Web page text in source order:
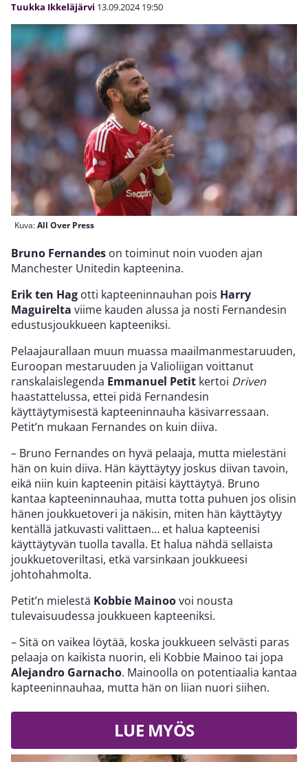
Tuukka Ikkeläjärvi 13.09.2024 19:50
Kuva:All Over Press
Bruno Fernandes on toiminut noin vuoden ajan
Manchester Unitedin kapteenina.
Erik ten Hag otti kapteeninnauhan pois Harry
Maguirelta viime kauden alussa ja nosti Fernandesin
edustusjoukkueen kapteeniksi.
Pelaajaurallaan muun muassa maailmanmestaruuden,
Euroopan mestaruuden ja Valioliigan voittanut
ranskalaislegenda Emmanuel Petit kertoi Driven
haastattelussa, ettei pidä Fernandesin
käyttäytymisestä kapteeninnauha käsivarressaan.
Petit’n mukaan Fernandes on kuin diiva.
– Bruno Fernandes on hyvä pelaaja, mutta mielestäni
hän on kuin diiva. Hän käyttäytyy joskus diivan tavoin,
eikä niin kuin kapteenin pitäisi käyttäytyä. Bruno
kantaa kapteeninnauhaa, mutta totta puhuen jos olisin
hänen joukkuetoveri ja näkisin, miten hän käyttäytyy
kentällä jatkuvasti valittaen… et halua kapteenisi
käyttäytyvän tuolla tavalla. Et halua nähdä sellaista
joukkuetoveriltasi, etkä varsinkaan joukkueesi
johtohahmolta.
Petit’n mielestä Kobbie Mainoovoi nousta
tulevaisuudessa joukkueen kapteeniksi.
– Sitä on vaikea löytää, koska joukkueen selvästi paras
pelaaja on kaikista nuorin, eli Kobbie Mainoo tai jopa
Alejandro Garnacho. Mainoolla on potentiaalia kantaa
kapteeninnauhaa, mutta hän on liian nuori siihen.
LUE MYÖS